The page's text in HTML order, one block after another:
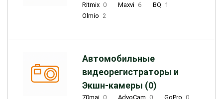
Ritmix 0 Maxvi 6 BQ 1
Olmio 2
Автомобильные
видеорегистраторы и
Экшн-камеры (0)
70mai 0 AdvoCam 0 GoPro 0